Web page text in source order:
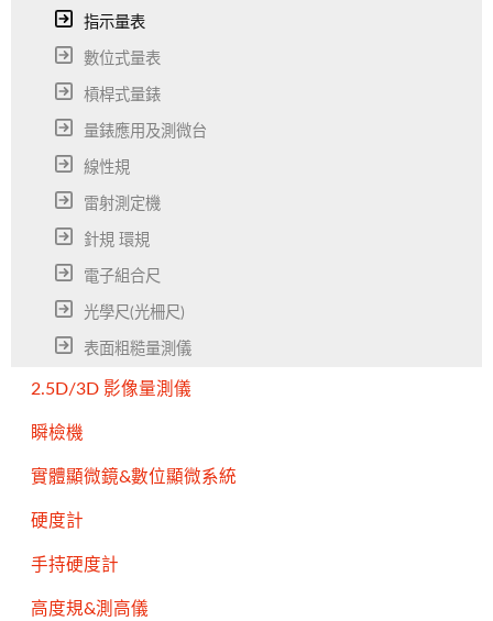
指示量表
數位式量表
槓桿式量錶
量錶應用及測微台
線性規
雷射測定機
針規 環規
電子組合尺
光學尺(光柵尺)
表面粗糙量測儀
2.5D/3D 影像量測儀
瞬檢機
實體顯微鏡&數位顯微系統
硬度計
手持硬度計
高度規&測高儀